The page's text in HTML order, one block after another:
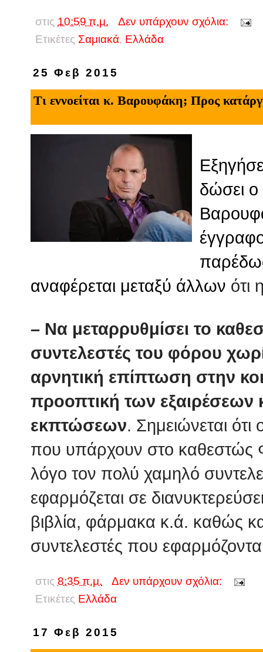
στις 10:59 π.μ.
Δεν υπάρχουν σχόλια:
Ετικέτες Σαμιακά, Eλλάδα
25 Φεβ 2015
Τι εννοείται κ. Βαρουφάκη; Προς
δώσει
αναφέρεται μεταξύ άλλων ότι
– Να μεταρρυθμίσει το
συντελεστές του φόρου
αρνητική επίπτωση στην
προοπτική των εξαιρέσεων
εκπτώσεων. Σημειώνεται ότι
που υπάρχουν στο καθεστώς
λόγο τον πολύ χαμηλό
εφαρμόζεται σε
βιβλία, φάρμακα κ.ά. καθώς
συντελεστές που
στις 8:35 π.μ.
Δεν υπάρχουν σχόλια:
Ετικέτες Eλλάδα
17 Φεβ 2015